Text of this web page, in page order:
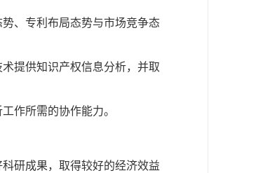
、专利布局态势与市场竞争态
提供知识产权信息分析，并取
作所需的协作能力。
研成果，取得较好的经济效益